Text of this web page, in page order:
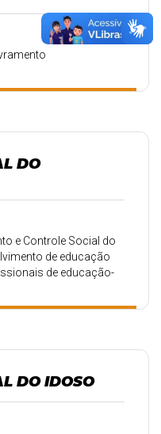
DO
e Controle Social do
de educação
de educação-
financeiros do
DO IDOSO